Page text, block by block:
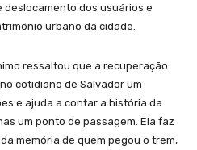
deslocamento dos usuários e
urbano da cidade.
ressaltou que a recuperação
cotidiano de Salvador um
e ajuda a contar a história da
um ponto de passagem. Ela faz
memória de quem pegou o trem,